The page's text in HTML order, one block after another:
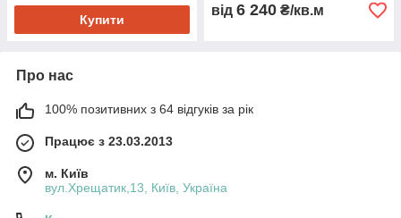
Купити
від 6 240 ₴/кв.м
Про нас
100% позитивних з 64 відгуків за рік
Працює з 23.03.2013
м. Київ
вул.Хрещатик,13, Київ, Україна